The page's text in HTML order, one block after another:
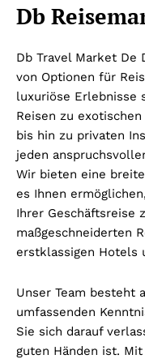
Db
Db Travel Market De
von Optionen für
luxuriöse Erlebnisse
Reisen zu
bis hin zu privaten
jeden
Wir bieten eine
es Ihnen
Ihrer Geschäftsreise
maßgeschneiderten
erstklassigen Hotels
Unser Team besteht
umfassenden
Sie sich darauf
guten Händen ist.